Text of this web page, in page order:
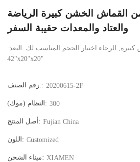
من القماش الخشن كبيرة الرياضة
والعتاد والمعدات حقيبة السفر
الرجاء اختيار الحجم المناسب لك. البعد:
42"x20"x20"
رقم الصنف.: 20200615-2F
النظام (موك): 300
أصل المنتج: Fujian China
اللون: Customized
ميناء الشحن: XIAMEN